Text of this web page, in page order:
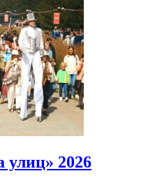
улиц» 2026